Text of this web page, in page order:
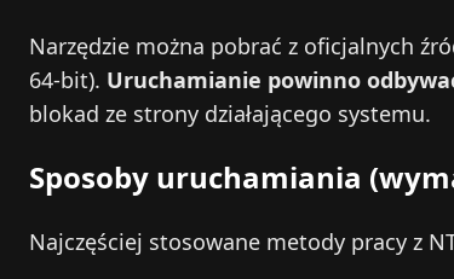
Narzędzie można pobrać z oficjalnych
64-bit). Uruchamianie powinno
blokad ze strony działającego systemu.
Sposoby uruchamiania
Najczęściej stosowane metody pracy z